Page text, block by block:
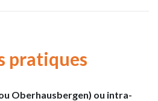
pratiques
Oberhausbergen) ou intra-